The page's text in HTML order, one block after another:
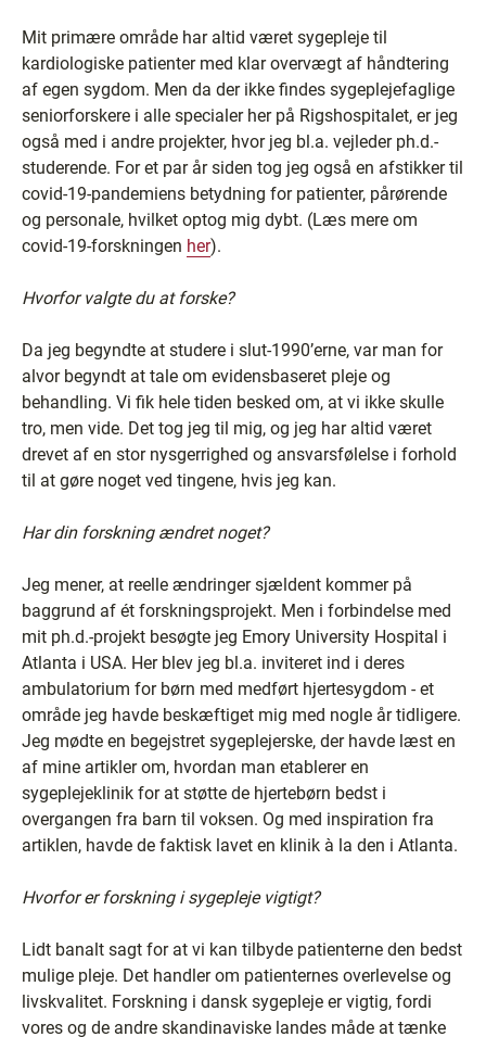
Mit primære område har altid været sygepleje til
kardiologiske patienter med klar overvægt af håndtering
af egen sygdom. Men da der ikke findes sygeplejefaglige
seniorforskere i alle specialer her på Rigshospitalet, er jeg
også med i andre projekter, hvor jeg bl.a. vejleder ph.d.-
studerende. For et par år siden tog jeg også en afstikker til
covid-19-pandemiens betydning for patienter, pårørende
og personale, hvilket optog mig dybt. (Læs mere om
covid-19-forskningen her).
Hvorfor valgte du at forske?
Da jeg begyndte at studere i slut-1990’erne, var man for
alvor begyndt at tale om evidensbaseret pleje og
behandling. Vi fik hele tiden besked om, at vi ikke skulle
tro, men vide. Det tog jeg til mig, og jeg har altid været
drevet af en stor nysgerrighed og ansvarsfølelse i forhold
til at gøre noget ved tingene, hvis jeg kan.
Har din forskning ændret noget?
Jeg mener, at reelle ændringer sjældent kommer på
baggrund af ét forskningsprojekt. Men i forbindelse med
mit ph.d.-projekt besøgte jeg Emory University Hospital i
Atlanta i USA. Her blev jeg bl.a. inviteret ind i deres
ambulatorium for børn med medført hjertesygdom - et
område jeg havde beskæftiget mig med nogle år tidligere.
Jeg mødte en begejstret sygeplejerske, der havde læst en
af mine artikler om, hvordan man etablerer en
sygeplejeklinik for at støtte de hjertebørn bedst i
overgangen fra barn til voksen. Og med inspiration fra
artiklen, havde de faktisk lavet en klinik à la den i Atlanta.
Hvorfor er forskning i sygepleje vigtigt?
Lidt banalt sagt for at vi kan tilbyde patienterne den bedst
mulige pleje. Det handler om patienternes overlevelse og
livskvalitet. Forskning i dansk sygepleje er vigtig, fordi
vores og de andre skandinaviske landes måde at tænke